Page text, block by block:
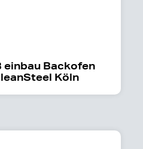
einbau Backofen
Köln